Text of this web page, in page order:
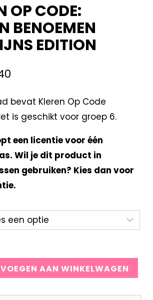
OP CODE:
BENOEMEN
EDITION
bevat Kleren Op Code
is geschikt voor groep 6.
een licentie voor één
Wil je dit product in
gebruiken? Kies dan voor
AAN WINKELWAGEN